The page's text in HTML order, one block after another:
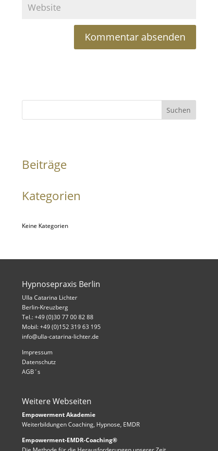
Suchen
Beiträge
Kategorien
Keine Kategorien
Hypnosepraxis Berlin
Ulla Catarina Lichter
Berlin-Kreuzberg
Tel.: +49 (0)30 77 00 82 88
Mobil: +49 (0)152 319 63 195
info@ulla-catarina-lichter.de
Impressum
Datenschutz
AGB´s
Weitere Webseiten
Empowerment Akademie
Weiterbildungen Coaching, Hypnose, EMDR
Empowerment-EMDR-Coaching®